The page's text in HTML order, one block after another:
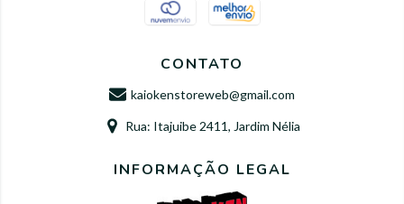
CONTATO
kaiokenstoreweb@gmail.com
Rua: Itajuibe 2411, Jardim Nélia
INFORMAÇÃO LEGAL